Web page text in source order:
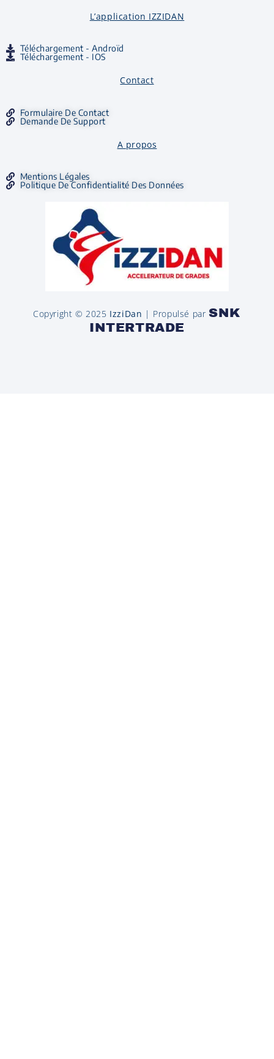
L’application IZZIDAN
Téléchargement - Androïd
Téléchargement - IOS
Contact
Formulaire De Contact
Demande De Support
A propos
Mentions Légales
Politique De Confidentialité Des Données
Copyright © 2025 IzziDan | Propulsé par SNK
INTERTRADE